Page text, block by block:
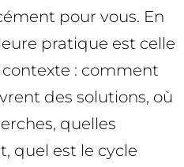
pour vous. En
pratique est celle
: comment
des solutions, où
quelles
quel est le cycle